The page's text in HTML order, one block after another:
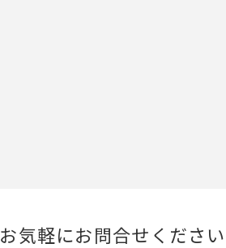
お気軽にお問合せください